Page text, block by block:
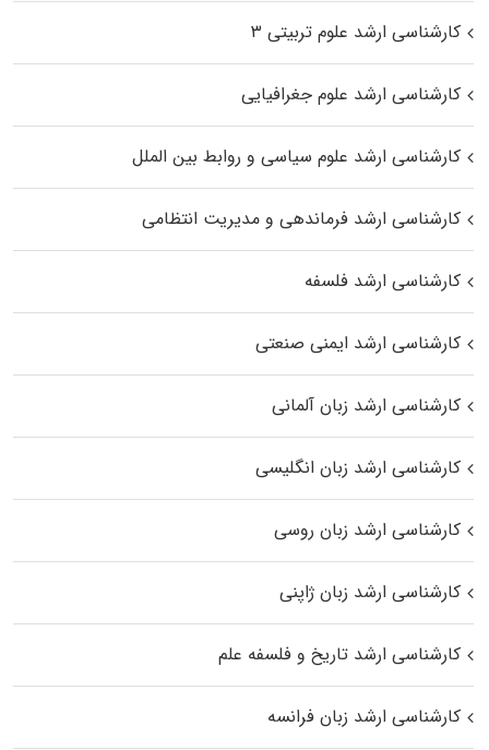
کارشناسی ارشد علوم تربیتی ۳
کارشناسی ارشد علوم جغرافیایی
کارشناسی ارشد علوم سیاسی و روابط بین الملل
کارشناسی ارشد فرماندهی و مدیریت انتظامی
کارشناسی ارشد فلسفه
کارشناسی ارشد ایمنی صنعتی
کارشناسی ارشد زبان آلمانی
کارشناسی ارشد زبان انگلیسی
کارشناسی ارشد زبان روسی
کارشناسی ارشد زبان ژاپنی
کارشناسی ارشد تاریخ و فلسفه علم
کارشناسی ارشد زبان فرانسه